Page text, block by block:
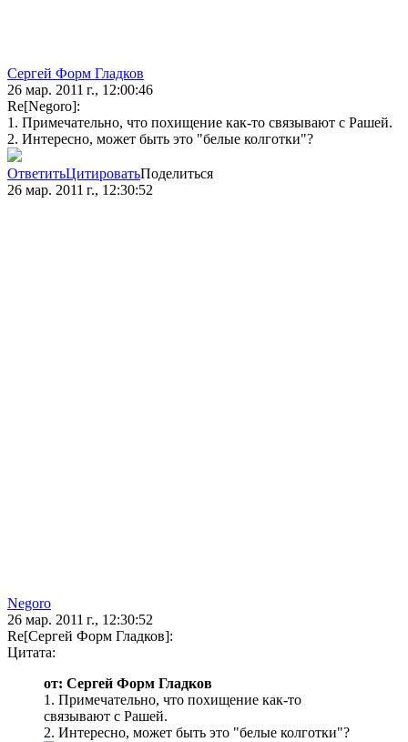
Сергей Форм Гладков
26 мар. 2011 г., 12:00:46
Re[Negoro]:
1. Примечательно, что похищение как-то связывают с Рашей.
2. Интересно, может быть это "белые колготки"?
ОтветитьЦитироватьПоделиться
26 мар. 2011 г., 12:30:52
Negoro
26 мар. 2011 г., 12:30:52
Re[Сергей Форм Гладков]:
Цитата:
от: Сергей Форм Гладков
1. Примечательно, что похищение как-то
связывают с Рашей.
2. Интересно, может быть это "белые колготки"?